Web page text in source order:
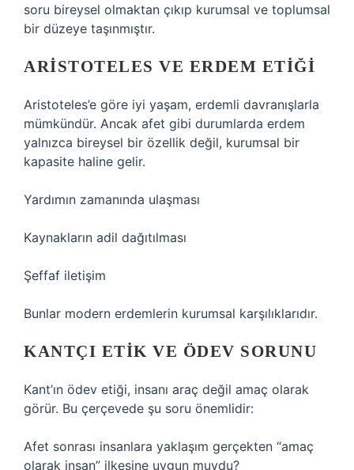
soru bireysel olmaktan çıkıp kurumsal ve toplumsal
bir düzeye taşınmıştır.
ARISTOTELES VE ERDEM ETIĞI
Aristoteles’e göre iyi yaşam, erdemli davranışlarla
mümkündür. Ancak afet gibi durumlarda erdem
yalnızca bireysel bir özellik değil, kurumsal bir
kapasite haline gelir.
Yardımın zamanında ulaşması
Kaynakların adil dağıtılması
Şeffaf iletişim
Bunlar modern erdemlerin kurumsal karşılıklarıdır.
KANTÇI ETIK VE ÖDEV SORUNU
Kant’ın ödev etiği, insanı araç değil amaç olarak
görür. Bu çerçevede şu soru önemlidir:
Afet sonrası insanlara yaklaşım gerçekten “amaç
olarak insan” ilkesine uygun muydu?